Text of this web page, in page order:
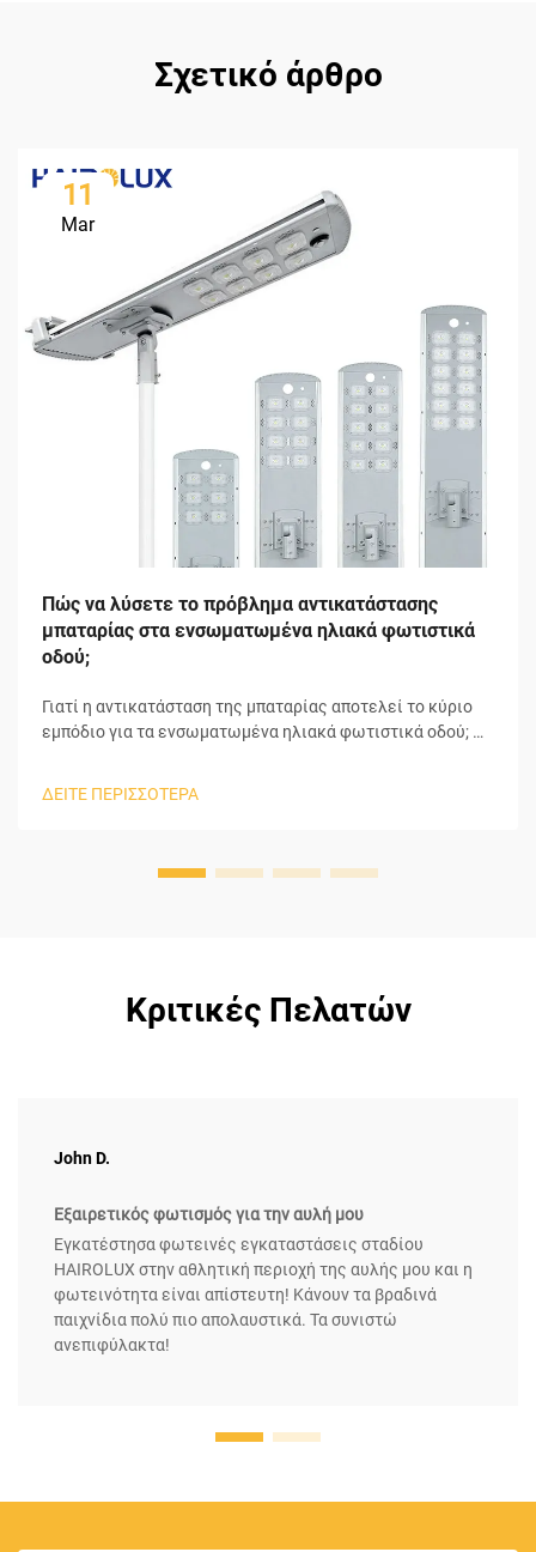
Σχετικό άρθρο
11
Mar
Πώς να λύσετε το πρόβλημα αντικατάστασης
μπαταρίας στα ενσωματωμένα ηλιακά φωτιστικά
οδού;
Γιατί η αντικατάσταση της μπαταρίας αποτελεί το κύριο
εμπόδιο για τα ενσωματωμένα ηλιακά φωτιστικά οδού; Η
ΔΕΙΤΕ ΠΕΡΙΣΣΟΤΕΡΑ
Κριτικές Πελατών
John D.
Εξαιρετικός φωτισμός για την αυλή μου
Εγκατέστησα φωτεινές εγκαταστάσεις σταδίου
HAIROLUX στην αθλητική περιοχή της αυλής μου και η
φωτεινότητα είναι απίστευτη! Κάνουν τα βραδινά
παιχνίδια πολύ πιο απολαυστικά. Τα συνιστώ
ανεπιφύλακτα!